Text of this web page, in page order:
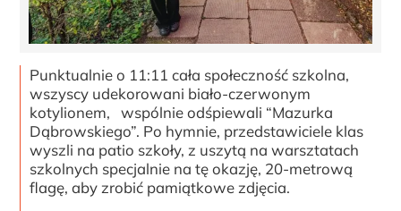
Punktualnie o 11:11 cała społeczność szkolna,
wszyscy udekorowani biało-czerwonym
kotylionem, wspólnie odśpiewali “Mazurka
Dąbrowskiego”. Po hymnie, przedstawiciele klas
wyszli na patio szkoły, z uszytą na warsztatach
szkolnych specjalnie na tę okazję, 20-metrową
flagę, aby zrobić pamiątkowe zdjęcia.